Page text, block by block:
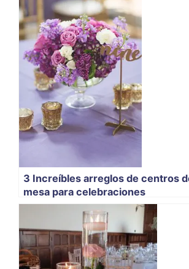
3 Increíbles arreglos de centros
mesa para celebraciones